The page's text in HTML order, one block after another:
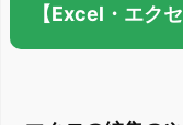
【Excel・エク